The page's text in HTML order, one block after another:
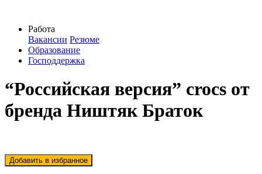
Работа
Вакансии Резюме
Образование
Господдержка
“Российская версия” crocs от
бренда Ништяк Браток